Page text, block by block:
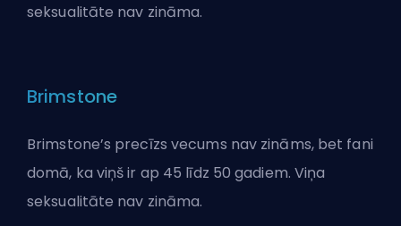
seksualitāte nav zināma.
Brimstone
Brimstone’s precīzs vecums nav zināms, bet fani
domā, ka viņš ir ap 45 līdz 50 gadiem. Viņa
seksualitāte nav zināma.